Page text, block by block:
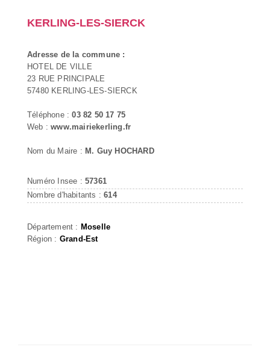
KERLING-LES-SIERCK
Adresse de la commune :
HOTEL DE VILLE
23 RUE PRINCIPALE
57480 KERLING-LES-SIERCK
Téléphone :03 82 50 17 75
Web :www.mairiekerling.fr
Nom du Maire : M. Guy HOCHARD
Numéro Insee : 57361
Nombre d'habitants :614
Département : Moselle
Région : Grand-Est